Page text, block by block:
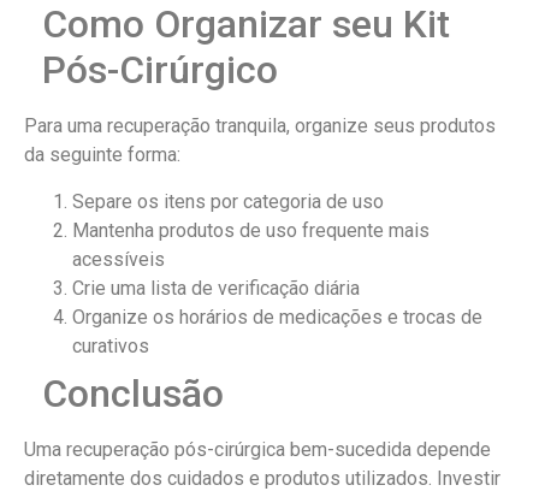
Como Organizar seu Kit
Pós-Cirúrgico
Para uma recuperação tranquila, organize seus produtos
da seguinte forma:
Separe os itens por categoria de uso
Mantenha produtos de uso frequente mais
acessíveis
Crie uma lista de verificação diária
Organize os horários de medicações e trocas de
curativos
Conclusão
Uma recuperação pós-cirúrgica bem-sucedida depende
diretamente dos cuidados e produtos utilizados. Investir